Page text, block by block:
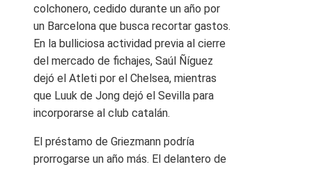
colchonero, cedido durante un año por
un Barcelona que busca recortar gastos.
En la bulliciosa actividad previa al cierre
del mercado de fichajes, Saúl Ñíguez
dejó el Atleti por el Chelsea, mientras
que Luuk de Jong dejó el Sevilla para
incorporarse al club catalán.
El préstamo de Griezmann podría
prorrogarse un año más. El delantero de